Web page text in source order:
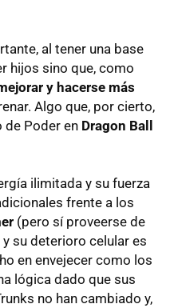
al tener una base
hijos sino que, como
y hacerse más
Algo que, por cierto,
de Poder en Dragon Ball
ilimitada y su fuerza
frente a los
(pero sí proveerse de
su deterioro celular es
en envejecer como los
lógica dado que sus
no han cambiado y,